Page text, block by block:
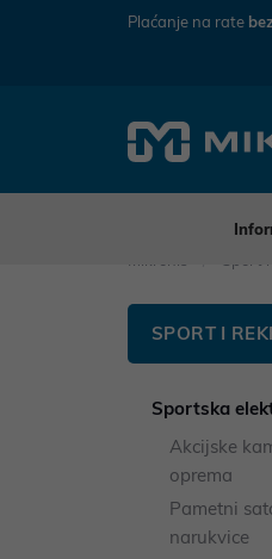
Plaćanje na rate
SPORT I
Sportska
Akcijske
oprema
Pametni
narukvice